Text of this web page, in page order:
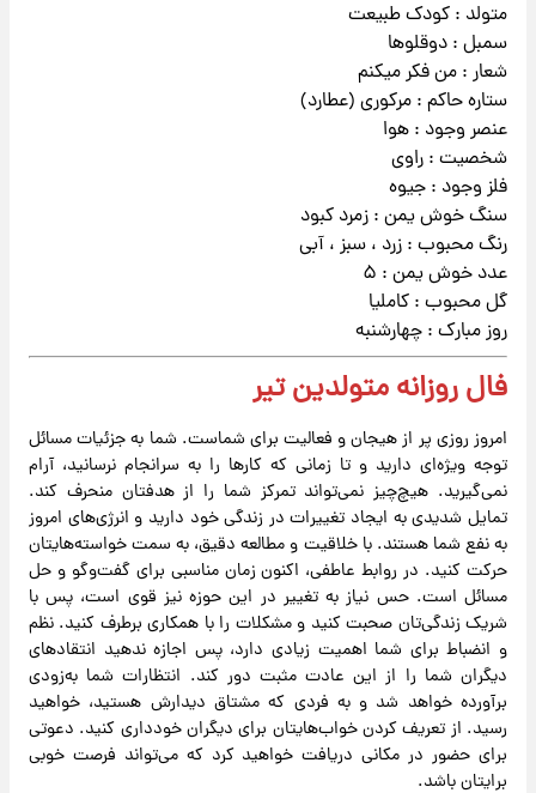
متولد : کودک طبیعت
سمبل : دوقلوها
شعار : من فکر میکنم
ستاره حاکم : مرکوری (عطارد)
عنصر وجود : هوا
شخصیت : راوی
فلز وجود : جیوه
سنگ خوش یمن : زمرد کبود
رنگ محبوب : زرد ، سبز ، آبی
عدد خوش یمن : ۵
گل محبوب : کاملیا
روز مبارک : چهارشنبه
فال روزانه متولدین تیر
امروز روزی پر از هیجان و فعالیت برای شماست. شما به جزئیات مسائل
توجه ویژه‌ای دارید و تا زمانی که کارها را به سرانجام نرسانید، آرام
نمی‌گیرید. هیچ‌چیز نمی‌تواند تمرکز شما را از هدفتان منحرف کند.
تمایل شدیدی به ایجاد تغییرات در زندگی خود دارید و انرژی‌های امروز
به نفع شما هستند. با خلاقیت و مطالعه دقیق، به سمت خواسته‌هایتان
حرکت کنید. در روابط عاطفی، اکنون زمان مناسبی برای گفت‌وگو و حل
مسائل است. حس نیاز به تغییر در این حوزه نیز قوی است، پس با
شریک زندگی‌تان صحبت کنید و مشکلات را با همکاری برطرف کنید. نظم
و انضباط برای شما اهمیت زیادی دارد، پس اجازه ندهید انتقادهای
دیگران شما را از این عادت مثبت دور کند. انتظارات شما به‌زودی
برآورده خواهد شد و به فردی که مشتاق دیدارش هستید، خواهید
رسید. از تعریف کردن خواب‌هایتان برای دیگران خودداری کنید. دعوتی
برای حضور در مکانی دریافت خواهید کرد که می‌تواند فرصت خوبی
برایتان باشد.